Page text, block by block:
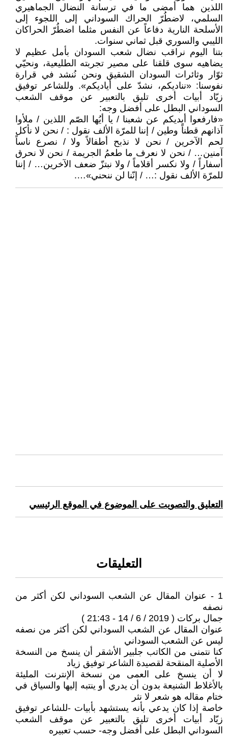
اللذين هما أمضى ما في ترسانة النضال الجماهيري
السلمي، لاضطُرّ الحراك السوداني إلى اللجوء إلى
الأسلحة النارية دفاعاً عن النفس مثلما اضطُرّ الحراكان
الليبي والسوري قبل ثماني سنوات.
بتنا اليوم نراقب نضال شعب السودان بأمل عظيم لا
يضاهيه سوى قلقنا على مصير تجربته الطليعية، ونحيّي
ثوّار وثائرات السودان الشقيق ونحن نُنشد في قرارة
نفوسنا: «نناديكم، نشدّ على أياديكم». وللشاعر توفيق
زيّاد أبيات أخرى تليق بالتعبير عن موقف الشعب
السوداني البطل على أفضل وجه:
«فارفعوا أيديكم عن شعبنا / يا أيُها الصّم اللذين / ملأوا
آذانهم قطناً وطين / إننا للمرّة الألف نقول : / نحن لا نأكل
لحم الآخرين / نحن لا نذبح أطفالاً ولا / نصرع ناساً
آمنين… / نحن لا نعرف ما طعمُ الجريمة / نحن لا نحرق
أسفاراً / ولا نكسر أقلاماً / ولا نبتزّ ضعف الآخرين… / إننا
للمرّة الألف نقول :… / إنّنا لن ننحني»….
التعليق والتصويت على الموضوع في الموقع الرئيسي
التعليقات
1 - عنوان المقال عن الشعب السوداني لكن أكثر من
نصفه
جمال بركات ( 2019 / 6 / 14 - 21:43 )
عنوان المقال عن الشعب السوداني لكن أكثر من نصفه
ليس عن الشعب السوداني
كنا نتمنى من الكاتب جلبير الأشقر أن ينسخ من النسخة
الأصلية المنقحة لقصيدة الشاعر توفيق زياد
لا أن ينسخ على العمى من نسخة الإنترنت المليئة
بالأغلاط الشنيعة بدون أن يدري أو ينتبه إليها والسياق في
ختام مقاله هو شعر لا نثر
خاصة إذا كان يدعي بأنه يستشهد بأبيات -للشاعر توفيق
زيّاد أبيات أخرى تليق بالتعبير عن موقف الشعب
السوداني البطل على أفضل وجه- حسب تعبيره